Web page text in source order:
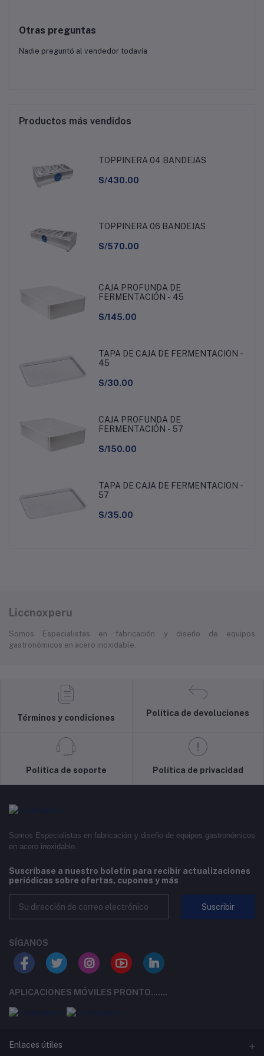
Otras preguntas
Nadie preguntó al vendedor todavía
Productos más vendidos
TOPPINERA 04 BANDEJAS
S/430.00
TOPPINERA 06 BANDEJAS
S/570.00
CAJA PROFUNDA DE
FERMENTACIÓN - 45
S/145.00
TAPA DE CAJA DE FERMENTACIÓN -
45
S/30.00
CAJA PROFUNDA DE
FERMENTACIÓN - 57
S/150.00
TAPA DE CAJA DE FERMENTACIÓN -
57
S/35.00
Liccnoxperu
Somos Especialistas en fabricación y diseño de equipos
gastronómicos en acero inoxidable.
Términos y condiciones
Política de devoluciones
Política de soporte Política de privacidad
Somos Especialistas en fabricación y diseño de equipos gastronómicos
en acero inoxidable.
Suscríbase a nuestro boletín para recibir actualizaciones
periódicas sobre ofertas, cupones y más
Suscribir
SÍGANOS
APLICACIONES MÓVILES PRONTO.......
Enlaces útiles